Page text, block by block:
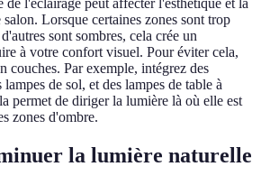
de l'éclairage peut affecter l'esthétique et la
Lorsque certaines zones sont trop
sont sombres, cela crée un
à votre confort visuel. Pour éviter cela,
couches. Par exemple, intégrez des
de sol, et des lampes de table à
permet de diriger la lumière là où elle est
zones d'ombre.
la lumière naturelle